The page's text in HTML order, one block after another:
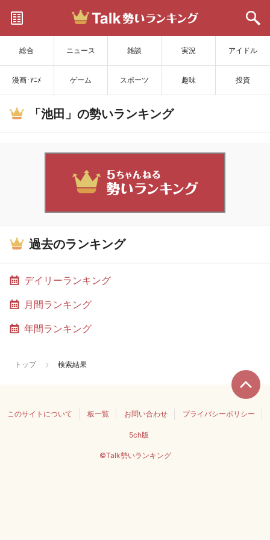
総合 ニュース 雑談 実況 アイドル
漫画･ｱﾆﾒ ゲーム スポーツ 趣味 投資
サイトを更新
「池田」の勢いランキング
過去のランキング
デイリーランキング
月間ランキング
年間ランキング
トップ 検索結果
このサイトについて 板一覧 お問い合わせ プライバシーポリシー
5ch版
©Talk勢いランキング